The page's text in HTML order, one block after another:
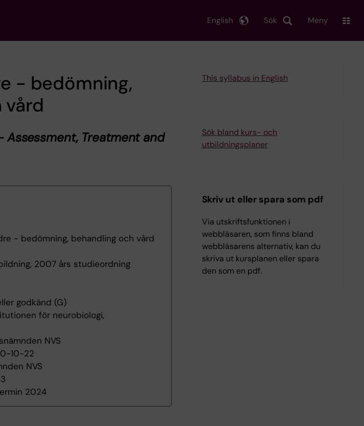
Sök
English Meny
- bedömning,
vård
Assessment, Treatment and
- bedömning, behandling och vård
2007 års studieordning
godkänd (G)
för neurobiologi,
NVS
10-22
NVS
2024
This syllabus in English
Sök bland kurs- och
utbildningsplaner
Skriv ut eller spara som pdf
Via utskriftsfunktionen i
webbläsaren, som finns bland
webbläsarens alternativ, kan du
skriva ut kursplanen eller spara
den som en pdf.